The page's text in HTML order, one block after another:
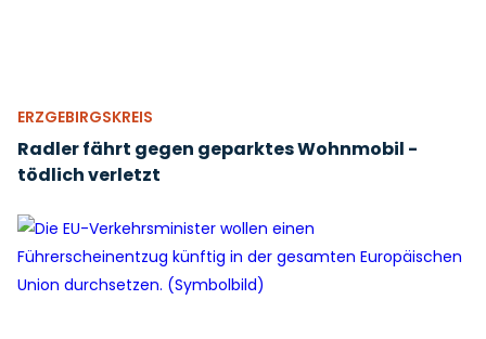
ERZGEBIRGSKREIS
Radler fährt gegen geparktes Wohnmobil -
tödlich verletzt